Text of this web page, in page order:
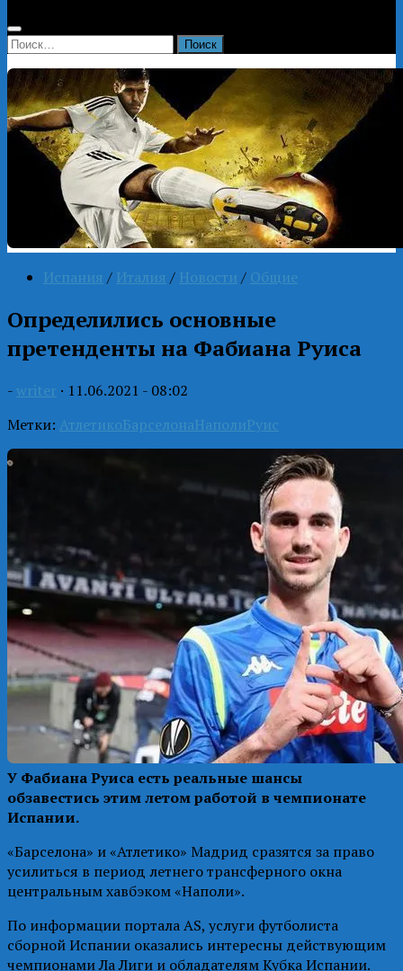
Найти:
Испания / Италия / Новости / Общие
Определились основные
претенденты на Фабиана Руиса
- writer · 11.06.2021 - 08:02
Метки: АтлетикоБарселонаНаполиРуис
У Фабиана Руиса есть реальные шансы
обзавестись этим летом работой в чемпионате
Испании.
«Барселона» и «Атлетико» Мадрид сразятся за право
усилиться в период летнего трансферного окна
центральным хавбэком «Наполи».
По информации портала AS, услуги футболиста
сборной Испании оказались интересны действующим
чемпионами Ла Лиги и обладателям Кубка Испании.